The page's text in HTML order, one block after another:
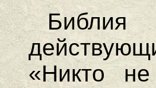
Библия
«Никто